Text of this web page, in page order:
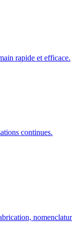
rapide et efficace.
continues.